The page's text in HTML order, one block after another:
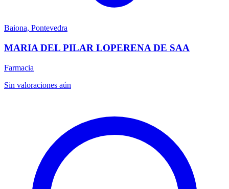
Baiona, Pontevedra
MARIA DEL PILAR LOPERENA DE SAA
Farmacia
Sin valoraciones aún